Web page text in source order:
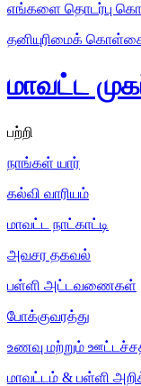
எங்களை தொடர்பு
தனியுரிமைக்
மாவட்ட
பற்றி
நாங்கள் யார்
கல்வி வாரியம்
மாவட்ட நாட்காட்டி
அவசர தகவல்
பள்ளி அட்டவணைகள்
போக்குவரத்து
உணவு மற்றும்
மாவட்டம் & பள்ளி